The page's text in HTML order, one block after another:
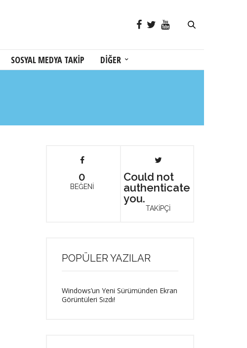
SOSYAL MEDYA TAKİP DİĞER
0
BEĞENİ
Could not
authenticate
you.
TAKİPÇİ
POPÜLER YAZILAR
Windows’un Yeni Sürümünden Ekran
Görüntüleri Sızdı!